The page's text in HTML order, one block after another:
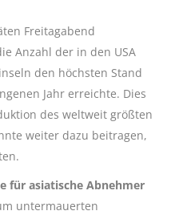
Freitagabend
Anzahl der in den USA
den höchsten Stand
Jahr erreichte. Dies
des weltweit größten
weiter dazu beitragen,
für asiatische Abnehmer
untermauerten